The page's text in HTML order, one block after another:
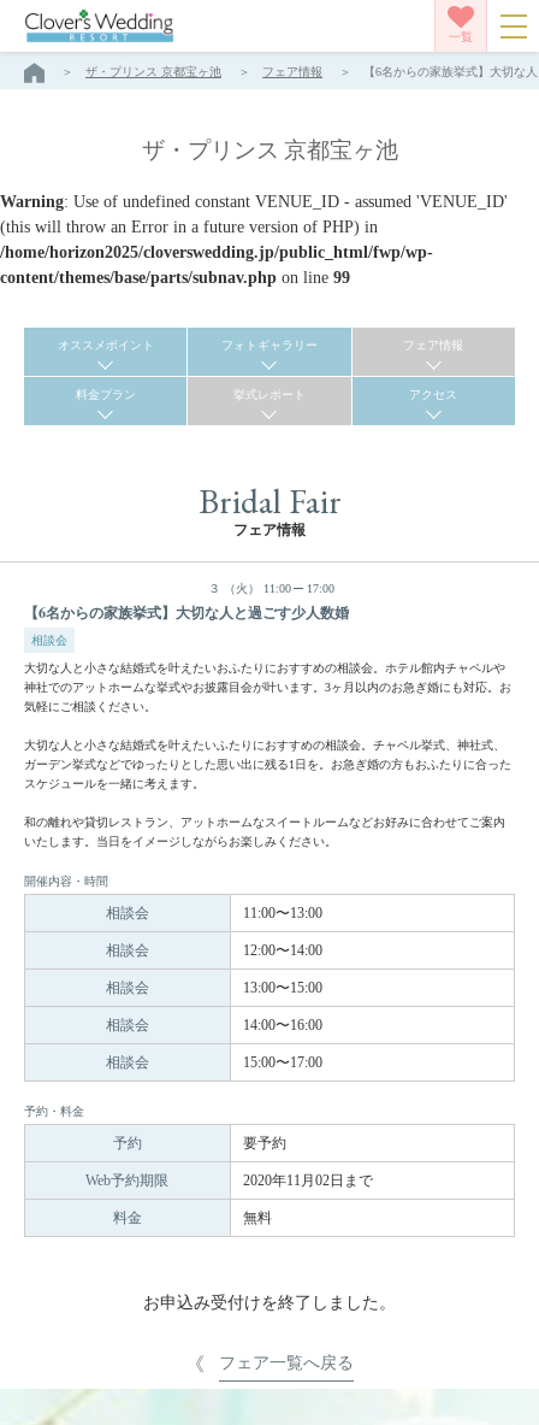
一覧
ザ・プリンス 京都宝ヶ池 フェア情報 【6名からの家族挙式】大切な
ザ・プリンス 京都宝ヶ池
Warning: Use of undefined constant VENUE_ID - assumed 'VENUE_ID'
(this will throw an Error in a future version of PHP) in
/home/horizon2025/cloverswedding.jp/public_html/fwp/wp-
content/themes/base/parts/subnav.php on line 99
オススメポイント フォトギャラリー フェア情報
料金プラン 挙式レポート アクセス
Bridal Fair
フェア情報
３ （火） 11:00 17:00
【6名からの家族挙式】大切な人と過ごす少人数婚
相談会
大切な人と小さな結婚式を叶えたいおふたりにおすすめの相談会。ホテル館内チャペルや
神社でのアットホームな挙式やお披露目会が叶います。3ヶ月以内のお急ぎ婚にも対応。お
気軽にご相談ください。
大切な人と小さな結婚式を叶えたいふたりにおすすめの相談会。チャペル挙式、神社式、
ガーデン挙式などでゆったりとした思い出に残る1日を。お急ぎ婚の方もおふたりに合った
スケジュールを一緒に考えます。
和の離れや貸切レストラン、アットホームなスイートルームなどお好みに合わせてご案内
いたします。当日をイメージしながらお楽しみください。
開催内容・時間
相談会 11:00〜13:00
相談会 12:00〜14:00
相談会 13:00〜15:00
相談会 14:00〜16:00
相談会 15:00〜17:00
予約・料金
予約 要予約
Web予約期限 2020年11月02日まで
料金 無料
お申込み受付けを終了しました。
フェア一覧へ戻る